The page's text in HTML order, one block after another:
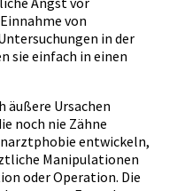
von
in der
sie einfach in einen
äußere Ursachen
noch nie Zähne
entwickeln,
Manipulationen
oder Operation. Die